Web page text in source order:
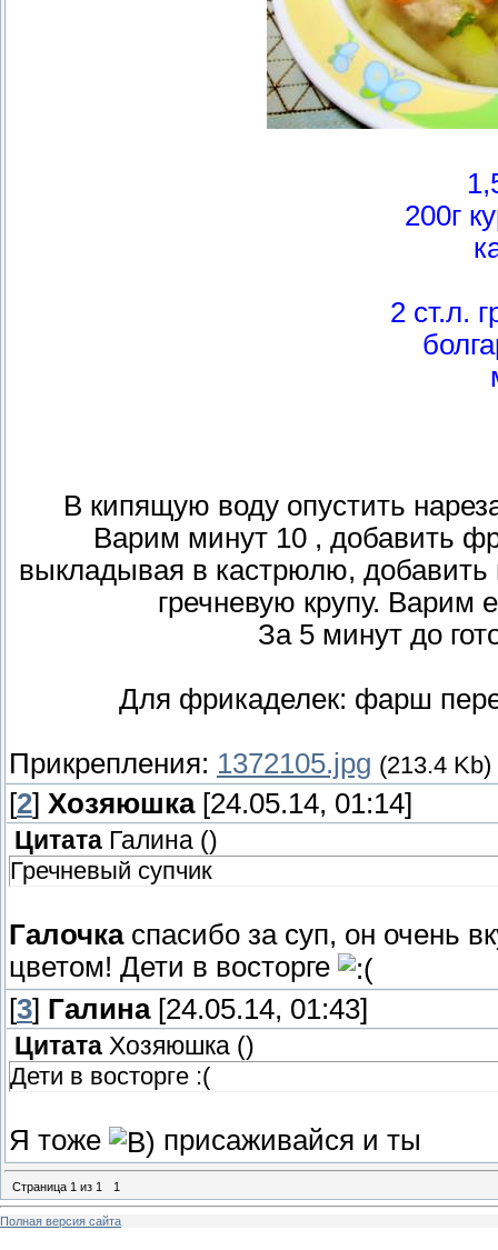
200г
2 ст.л.
В кипящую воду опустить
Варим минут 10 , добавить
выкладывая в кастрюлю, добавить
гречневую крупу. Варим
За 5 минут до
Для фрикаделек: фарш
Прикрепления: 1372105.jpg (213.4 Kb)
[2] Хозяюшка[24.05.14, 01:14]
Цитата Галина ()
Гречневый супчик
Галочкаспасибо за суп, он очень
цветом! Дети в восторге
[3] Галина[24.05.14, 01:43]
Цитата Хозяюшка ()
Дети в восторге :(
Я тоже присаживайся и ты
Страница 1 из 1 1
Полная версия сайта